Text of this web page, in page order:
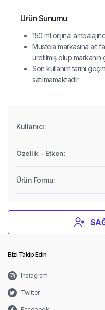
Ürün Sunumu
150 ml orijinal
Mustela markasına ait
üretilmiş olup markanın
Son kullanım tarihi
satılmamaktadır.
Kullanıcı:
Özellik - Etken:
Ürün Formu:
Bizi Takip Edin
Instagram
Twitter